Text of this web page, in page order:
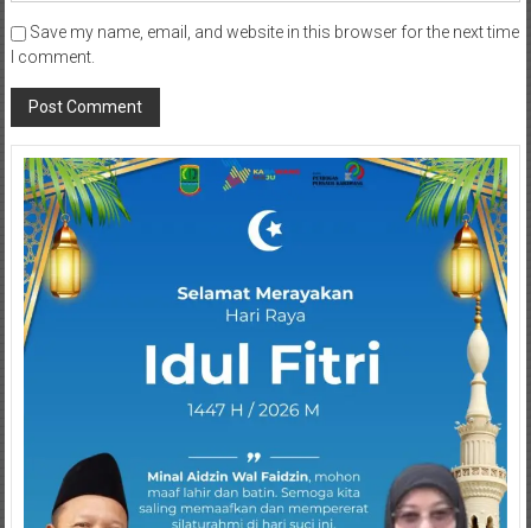
Save my name, email, and website in this browser for the next time
I comment.